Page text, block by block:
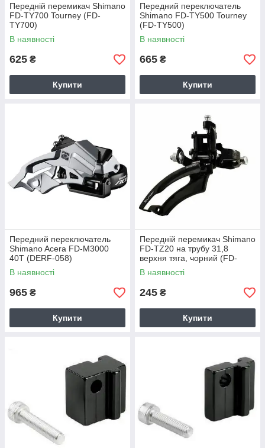
Передній перемикач Shimano
FD-TY700 Tourney (FD-
TY700)
В наявності
625 ₴
Купити
Передний переключатель
Shimano FD-TY500 Tourney
(FD-TY500)
В наявності
665 ₴
Купити
Передний переключатель
Shimano Acera FD-M3000
40T (DERF-058)
В наявності
965 ₴
Купити
Передній перемикач Shimano
FD-TZ20 на трубу 31,8
верхня тяга, чорний (FD-
TZ20)
В наявності
245 ₴
Купити